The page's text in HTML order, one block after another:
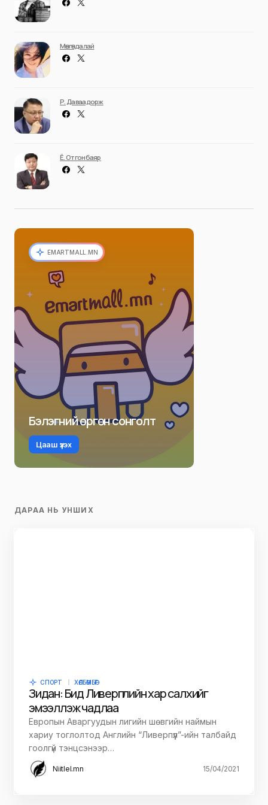
Мөнгөндалай
Р. Даваадорж
Ё. Отгонбаяр
EMARTMALL.MN
Бэлэгний өргөн сонголт
Цааш үзэх
ДАРАА НЬ УНШИХ
СПОРТ ХӨЛБӨМБӨГ
Зидан: Бид Ливерпүүлийн хар салхийг
эмээллэж чадлаа
Европын Аваргуудын лигийн шөвгийн наймын
хариу тоглолтод Английн “Ливерпүүл”-ийн талбайд
гоолгүй тэнцсэнээр…
Niitlel.mn 15/04/2021